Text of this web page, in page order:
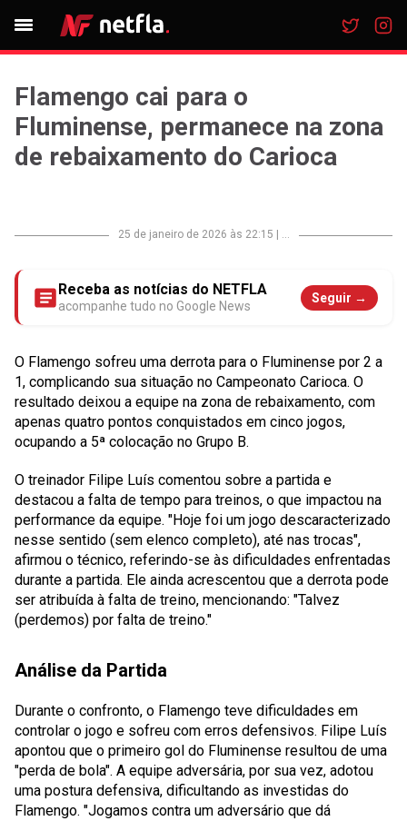
Flamengo cai para o
Fluminense, permanece na zona
de rebaixamento do Carioca
25 de janeiro de 2026 às 22:15 ...
Receba as notícias do NETFLA
acompanhe tudo no Google News
Seguir →
O Flamengo sofreu uma derrota para o Fluminense por 2 a
1, complicando sua situação no Campeonato Carioca. O
resultado deixou a equipe na zona de rebaixamento, com
apenas quatro pontos conquistados em cinco jogos,
ocupando a 5ª colocação no Grupo B.
O treinador Filipe Luís comentou sobre a partida e
destacou a falta de tempo para treinos, o que impactou na
performance da equipe. "Hoje foi um jogo descaracterizado
nesse sentido (sem elenco completo), até nas trocas",
afirmou o técnico, referindo-se às dificuldades enfrentadas
durante a partida. Ele ainda acrescentou que a derrota pode
ser atribuída à falta de treino, mencionando: "Talvez
(perdemos) por falta de treino."
Análise da Partida
Durante o confronto, o Flamengo teve dificuldades em
controlar o jogo e sofreu com erros defensivos. Filipe Luís
apontou que o primeiro gol do Fluminense resultou de uma
"perda de bola". A equipe adversária, por sua vez, adotou
uma postura defensiva, dificultando as investidas do
Flamengo. "Jogamos contra um adversário que dá